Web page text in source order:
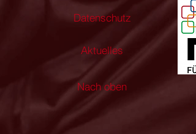
war ein
Datenschutz
Aktuelles
Nach oben